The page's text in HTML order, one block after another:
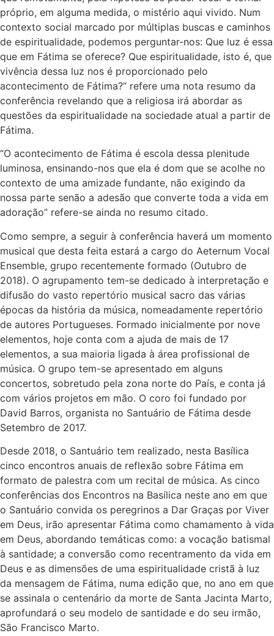
próprio, em alguma medida, o mistério aqui vivido. Num
contexto social marcado por múltiplas buscas e caminhos
de espiritualidade, podemos perguntar-nos: Que luz é essa
que em Fátima se oferece? Que espiritualidade, isto é, que
vivência dessa luz nos é proporcionado pelo
acontecimento de Fátima?” refere uma nota resumo da
conferência revelando que a religiosa irá abordar as
questões da espiritualidade na sociedade atual a partir de
Fátima.
“O acontecimento de Fátima é escola dessa plenitude
luminosa, ensinando-nos que ela é dom que se acolhe no
contexto de uma amizade fundante, não exigindo da
nossa parte senão a adesão que converte toda a vida em
adoração” refere-se ainda no resumo citado.
Como sempre, a seguir à conferência haverá um momento
musical que desta feita estará a cargo do Aeternum Vocal
Ensemble, grupo recentemente formado (Outubro de
2018). O agrupamento tem-se dedicado à interpretação e
difusão do vasto repertório musical sacro das várias
épocas da história da música, nomeadamente repertório
de autores Portugueses. Formado inicialmente por nove
elementos, hoje conta com a ajuda de mais de 17
elementos, a sua maioria ligada à área profissional de
música. O grupo tem-se apresentado em alguns
concertos, sobretudo pela zona norte do País, e conta já
com vários projetos em mão. O coro foi fundado por
David Barros, organista no Santuário de Fátima desde
Setembro de 2017.
Desde 2018, o Santuário tem realizado, nesta Basílica
cinco encontros anuais de reflexão sobre Fátima em
formato de palestra com um recital de música. As cinco
conferências dos Encontros na Basílica neste ano em que
o Santuário convida os peregrinos a Dar Graças por Viver
em Deus, irão apresentar Fátima como chamamento à vida
em Deus, abordando temáticas como: a vocação batismal
à santidade; a conversão como recentramento da vida em
Deus e as dimensões de uma espiritualidade cristã à luz
da mensagem de Fátima, numa edição que, no ano em que
se assinala o centenário da morte de Santa Jacinta Marto,
aprofundará o seu modelo de santidade e do seu irmão,
São Francisco Marto.